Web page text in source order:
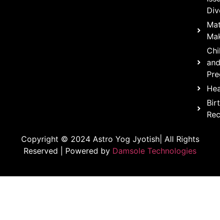
and
Copyright © 2024 Astro Yog Jyotish| All Rights
Reserved | Powered by Damsole Technologies